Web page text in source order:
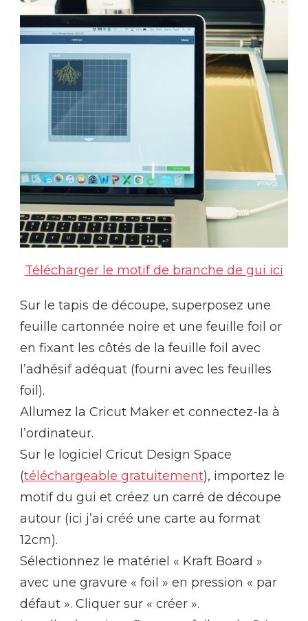
Télécharger le motif de branche de gui ici
Sur le tapis de découpe, superposez une
feuille cartonnée noire et une feuille foil or
en fixant les côtés de la feuille foil avec
l’adhésif adéquat (fourni avec les feuilles
foil).
Allumez la Cricut Maker et connectez-la à
l’ordinateur.
Sur le logiciel Cricut Design Space
(téléchargeable gratuitement), importez le
motif du gui et créez un carré de découpe
autour (ici j’ai créé une carte au format
12cm).
Sélectionnez le matériel « Kraft Board »
avec une gravure « foil » en pression « par
défaut ». Cliquer sur « créer ».